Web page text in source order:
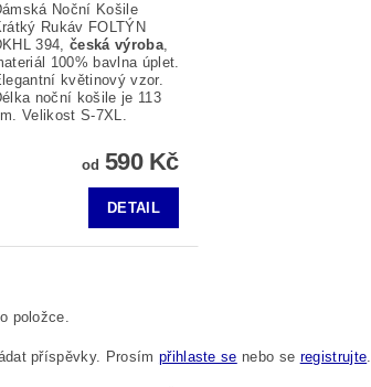
Noční Košile
Rukáv FOLTÝN
394,česká výroba,
100% bavlna úplet.
květinový vzor.
noční košile je 113
Velikost S-7XL.
od 590 Kč
DETAIL
položce.
příspěvky. Prosím přihlaste se nebo se registrujte.